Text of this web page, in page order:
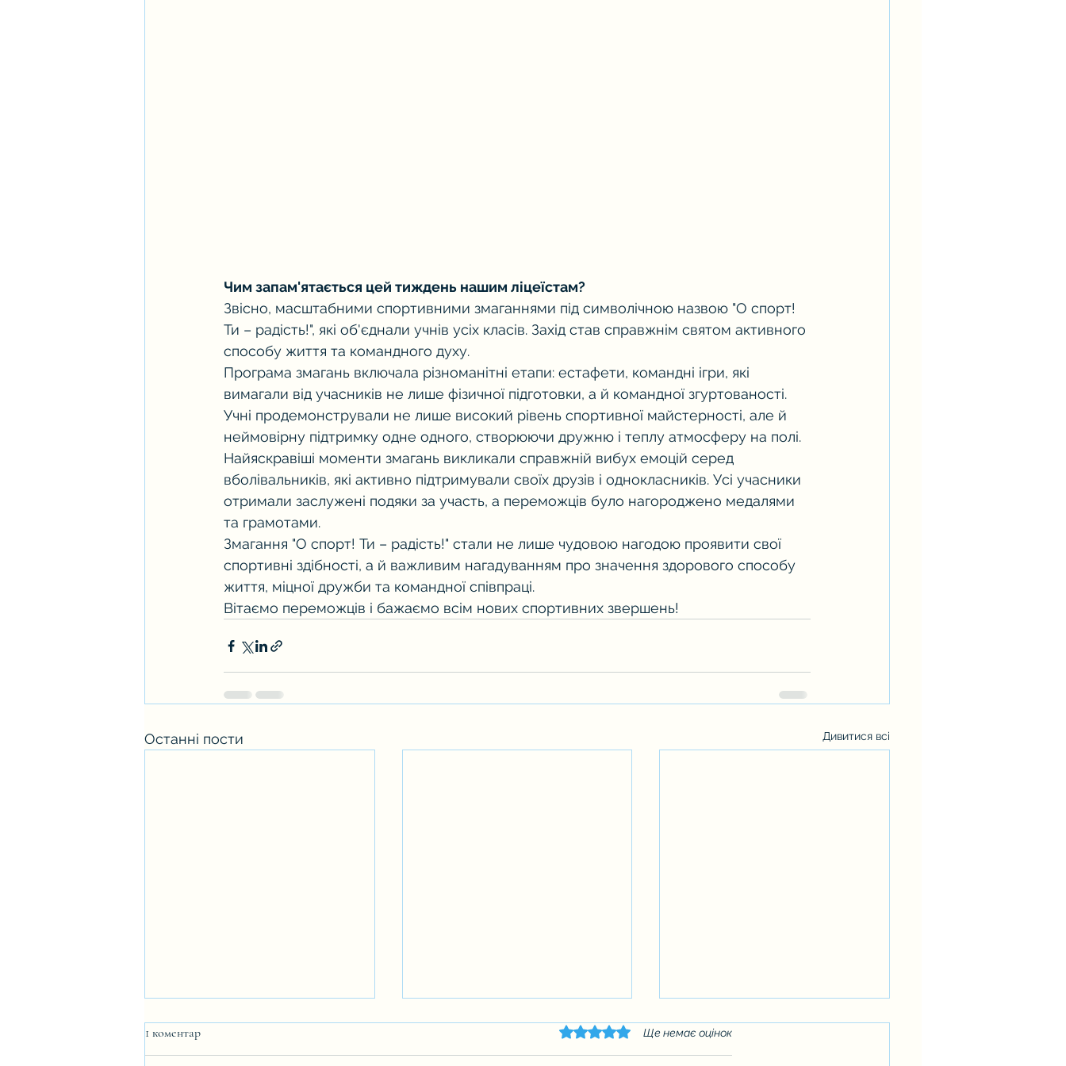
Чим запам'ятається цей тиждень нашим ліцеїстам?
Звісно, масштабними спортивними змаганнями під символічною назвою "О спорт!
Ти – радість!", які об'єднали учнів усіх класів. Захід став справжнім святом активного
способу життя та командного духу.
Програма змагань включала різноманітні етапи: естафети, командні ігри, які
вимагали від учасників не лише фізичної підготовки, а й командної згуртованості.
Учні продемонстрували не лише високий рівень спортивної майстерності, але й
неймовірну підтримку одне одного, створюючи дружню і теплу атмосферу на полі.
Найяскравіші моменти змагань викликали справжній вибух емоцій серед
вболівальників, які активно підтримували своїх друзів і однокласників. Усі учасники
отримали заслужені подяки за участь, а переможців було нагороджено медалями
та грамотами.
Змагання "О спорт! Ти – радість!" стали не лише чудовою нагодою проявити свої
спортивні здібності, а й важливим нагадуванням про значення здорового способу
життя, міцної дружби та командної співпраці.
Вітаємо переможців і бажаємо всім нових спортивних звершень!
Останні пости Дивитися всі
1 коментар Оцінка: 0 з 5 зірок.Ще немає оцінок